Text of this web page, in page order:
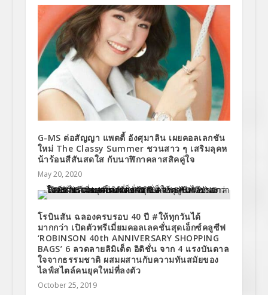
G-MS ต่อสัญญา แพตตี้ อังศุมาลิน เผยคอลเลกชัน
ใหม่ The Classy Summer ชวนสาว ๆ เสริมลุคห
น้าร้อนสีสันสดใส กับนาฬิกาคลาสสิคคู่ใจ
May 20, 2020
โรบินสัน ฉลองครบรอบ 40 ปี #ให้ทุกวันได้
มากกว่า เปิดตัวพรีเมี่ยมคอลเลคชั่นสุดเอ็กซ์คลูซีฟ
‘ROBINSON 40th ANNIVERSARY SHOPPING
BAGS’ 6 ลวดลายลิมิเต็ด อิดิชั่น จาก 4 แรงบันดาล
ใจจากธรรมชาติ ผสมผสานกับความทันสมัยของ
ไลฟ์สไตล์คนยุคใหม่ที่ลงตัว
October 25, 2019